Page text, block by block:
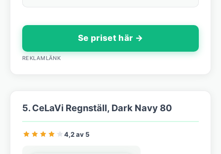
Se priset här →
REKLAMLÄNK
5. CeLaVi Regnställ, Dark Navy 80
4,2 av 5